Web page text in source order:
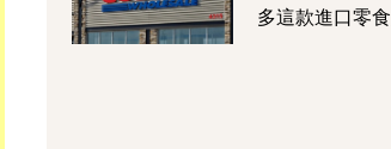
多這款進口零